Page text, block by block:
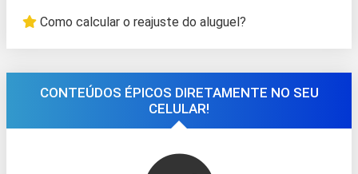
Como calcular o reajuste do aluguel?
CONTEÚDOS ÉPICOS DIRETAMENTE NO SEU
CELULAR!